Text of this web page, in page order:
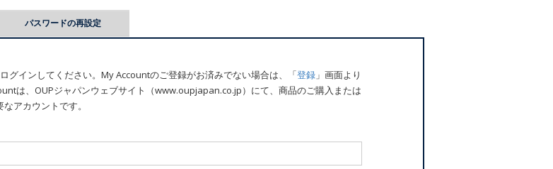
パスワードの再設定
グインしてください。My Accountのご登録がお済みでない場合は、「登録 」画面より
は、OUPジャパンウェブサイト（www.oupjapan.co.jp）にて、商品のご購入または
アカウントです。